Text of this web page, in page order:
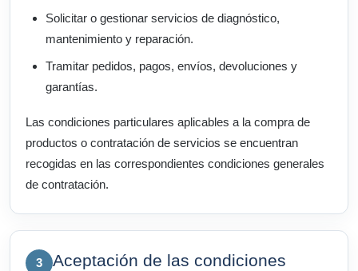
Solicitar o gestionar servicios de diagnóstico,
mantenimiento y reparación.
Tramitar pedidos, pagos, envíos, devoluciones y
garantías.
Las condiciones particulares aplicables a la compra de
productos o contratación de servicios se encuentran
recogidas en las correspondientes condiciones generales
de contratación.
3 Aceptación de las condiciones